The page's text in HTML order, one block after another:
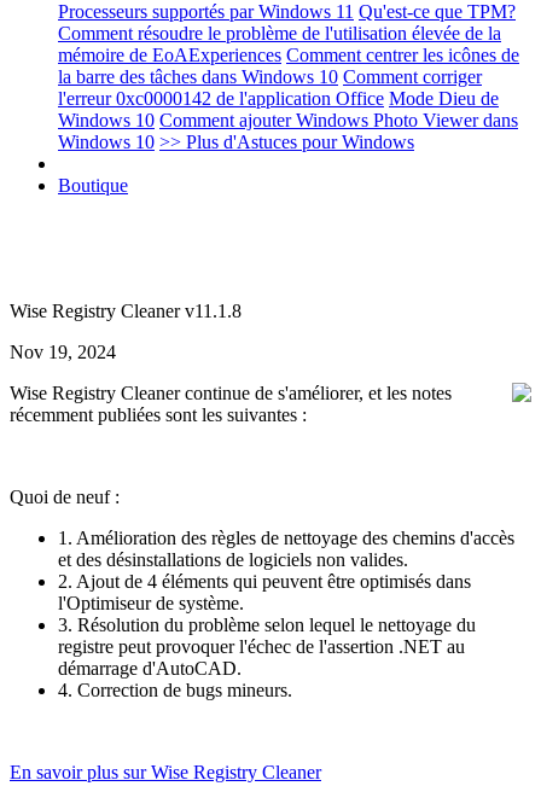
Processeurs supportés par Windows 11 Qu'est-ce que TPM?
Comment résoudre le problème de l'utilisation élevée de la
mémoire de EoAExperiences Comment centrer les icônes de
la barre des tâches dans Windows 10 Comment corriger
l'erreur 0xc0000142 de l'application Office Mode Dieu de
Windows 10 Comment ajouter Windows Photo Viewer dans
Windows 10 >> Plus d'Astuces pour Windows
Boutique
Wise Registry Cleaner v11.1.8
Nov 19, 2024
Wise Registry Cleaner continue de s'améliorer, et les notes
récemment publiées sont les suivantes :
Quoi de neuf :
1. Amélioration des règles de nettoyage des chemins d'accès
et des désinstallations de logiciels non valides.
2. Ajout de 4 éléments qui peuvent être optimisés dans
l'Optimiseur de système.
3. Résolution du problème selon lequel le nettoyage du
registre peut provoquer l'échec de l'assertion .NET au
démarrage d'AutoCAD.
4. Correction de bugs mineurs.
En savoir plus sur Wise Registry Cleaner